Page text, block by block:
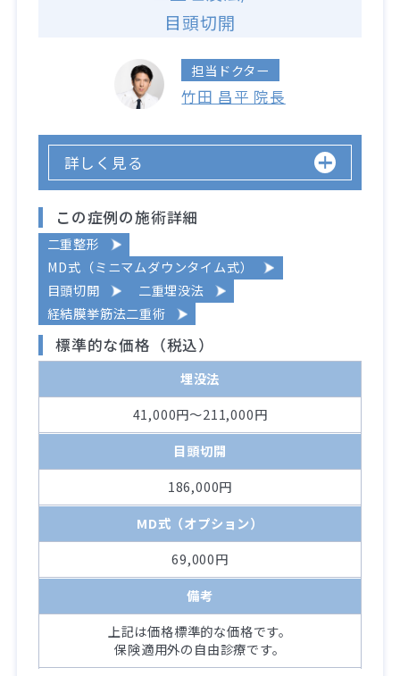
目頭切開
担当ドクター
竹田 昌平 院長
詳しく見る
この症例の施術詳細
二重整形
MD式（ミニマムダウンタイム式）
目頭切開
二重埋没法
経結膜挙筋法二重術
標準的な価格（税込）
埋没法
41,000円～211,000円
目頭切開
186,000円
MD式（オプション）
69,000円
備考
上記は価格標準的な価格です。
保険適用外の自由診療です。